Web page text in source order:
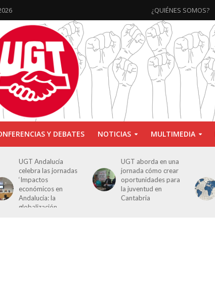
¿QUIÉNES SOMOS?
Y DEBATES NOTICIAS MULTIMEDIA
UGT Andalucía
celebra las jornadas
‘Impactos
económicos en
Andalucía: la
globalización
UGT aborda en una
jornada cómo crear
oportunidades para
la juventud en
Cantabria